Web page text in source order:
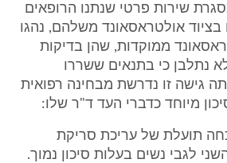
שירות פרטי שנתנו הרופאים
אולטראסאונד משלהם, נהגו
ממוקדות, שהן בדיקות
לא נתלבן כי בתנאים ששררו
גישה זו נדרשת מבחינה רפואית
מיוחד כדברי העד ד"ר שלו:
תועלת של עריכת סריקת
לגבי נשים בעלות סיכון נמוך.